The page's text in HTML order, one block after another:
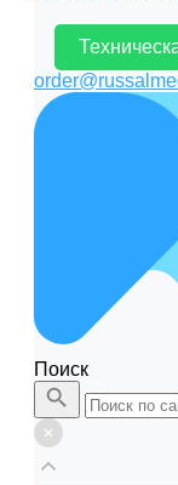
Поиск